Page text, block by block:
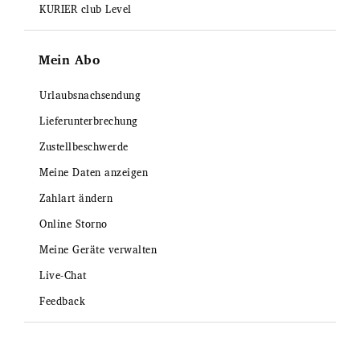
KURIER club Level
Mein Abo
Urlaubsnachsendung
Lieferunterbrechung
Zustellbeschwerde
Meine Daten anzeigen
Zahlart ändern
Online Storno
Meine Geräte verwalten
Live-Chat
Feedback